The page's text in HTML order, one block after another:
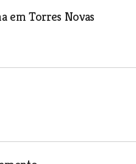
em Torres Novas